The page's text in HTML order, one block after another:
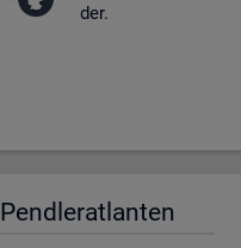
der.
Pend­ler­at­lan­ten